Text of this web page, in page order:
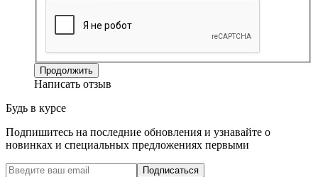
Продолжить
Написать отзыв
Будь в курсе
Подпишитесь на последние обновления и узнавайте о
новинках и специальных предложениях первыми
Подписаться